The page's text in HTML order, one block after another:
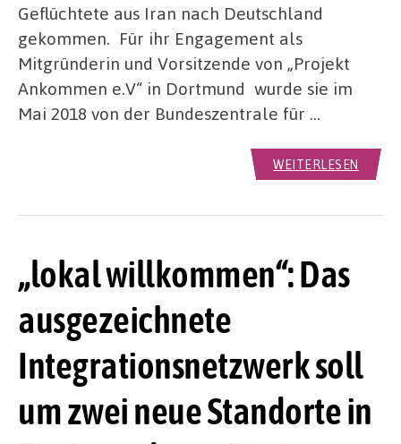
Geflüchtete aus Iran nach Deutschland
gekommen. Für ihr Engagement als
Mitgründerin und Vorsitzende von „Projekt
Ankommen e.V“ in Dortmund wurde sie im
Mai 2018 von der Bundeszentrale für …
WEITERLESEN
„lokal willkommen“: Das
ausgezeichnete
Integrationsnetzwerk soll
um zwei neue Standorte in